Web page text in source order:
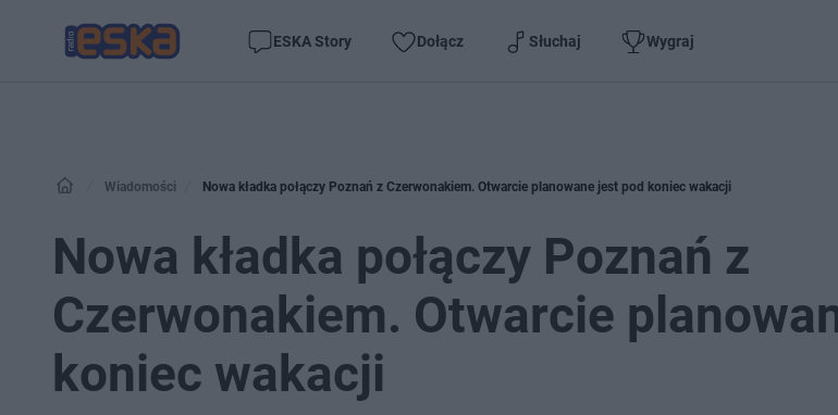
ESKA Story Dołącz Słuchaj Wygraj
Wiadomości Nowa kładka połączy Poznań z Czerwonakiem. Otwarcie planowane jest pod koniec wakacji
Nowa kładka połączy Poznań z
Czerwonakiem. Otwarcie
koniec wakacji